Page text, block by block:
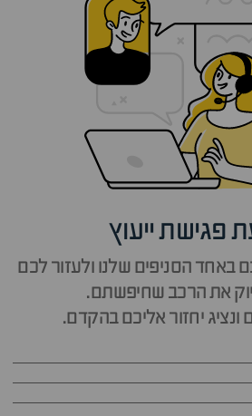
פגישת ייעוץ
באחד הסניפים שלנו ולעזור לכם
את הרכב שחיפשתם.
ונציג יחזור אליכם בהקדם.